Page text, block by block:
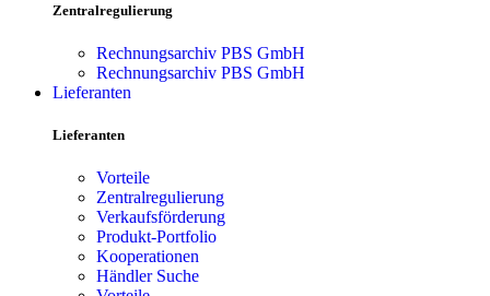
Zentralregulierung
Rechnungsarchiv PBS GmbH
Rechnungsarchiv PBS GmbH
Lieferanten
Lieferanten
Vorteile
Zentralregulierung
Verkaufsförderung
Produkt-Portfolio
Kooperationen
Händler Suche